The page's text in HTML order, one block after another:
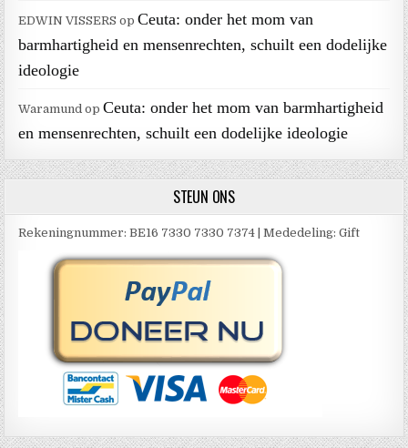
EDWIN VISSERS opCeuta: onder het mom van
barmhartigheid en mensenrechten, schuilt een dodelijke
ideologie
Waramund opCeuta: onder het mom van barmhartigheid
en mensenrechten, schuilt een dodelijke ideologie
STEUN ONS
Rekeningnummer: BE16 7330 7330 7374 | Mededeling: Gift